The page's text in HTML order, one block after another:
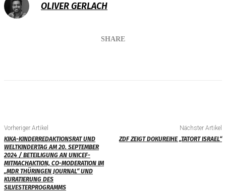
OLIVER GERLACH
SHARE
Vorheriger Artikel
KIKA-KINDERREDAKTIONSRAT UND
WELTKINDERTAG AM 20. SEPTEMBER
2024 / BETEILIGUNG AN UNICEF-
MITMACHAKTION, CO-MODERATION IM
„MDR THÜRINGEN JOURNAL“ UND
KURATIERUNG DES
SILVESTERPROGRAMMS
Nächster Artikel
ZDF ZEIGT DOKUREIHE „TATORT ISRAEL“